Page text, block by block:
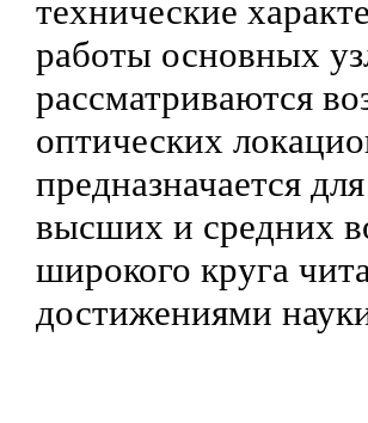
технические
работы основных
рассматриваются
оптических
предназначается
высших и средних
широкого круга
достижениями